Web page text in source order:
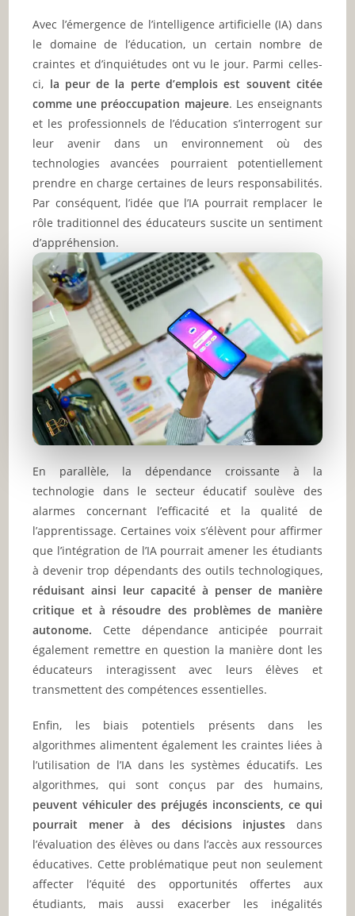
Avec l’émergence de l’intelligence artificielle (IA) dans
le domaine de l’éducation, un certain nombre de
craintes et d’inquiétudes ont vu le jour. Parmi celles-
ci, la peur de la perte d’emplois est souvent citée
comme une préoccupation majeure. Les enseignants
et les professionnels de l’éducation s’interrogent sur
leur avenir dans un environnement où des
technologies avancées pourraient potentiellement
prendre en charge certaines de leurs responsabilités.
Par conséquent, l’idée que l’IA pourrait remplacer le
rôle traditionnel des éducateurs suscite un sentiment
d’appréhension.
En parallèle, la dépendance croissante à la
technologie dans le secteur éducatif soulève des
alarmes concernant l’efficacité et la qualité de
l’apprentissage. Certaines voix s’élèvent pour affirmer
que l’intégration de l’IA pourrait amener les étudiants
à devenir trop dépendants des outils technologiques,
réduisant ainsi leur capacité à penser de manière
critique et à résoudre des problèmes de manière
autonome. Cette dépendance anticipée pourrait
également remettre en question la manière dont les
éducateurs interagissent avec leurs élèves et
transmettent des compétences essentielles.
Enfin, les biais potentiels présents dans les
algorithmes alimentent également les craintes liées à
l’utilisation de l’IA dans les systèmes éducatifs. Les
algorithmes, qui sont conçus par des humains,
peuvent véhiculer des préjugés inconscients, ce qui
pourrait mener à des décisions injustes dans
l’évaluation des élèves ou dans l’accès aux ressources
éducatives. Cette problématique peut non seulement
affecter l’équité des opportunités offertes aux
étudiants, mais aussi exacerber les inégalités